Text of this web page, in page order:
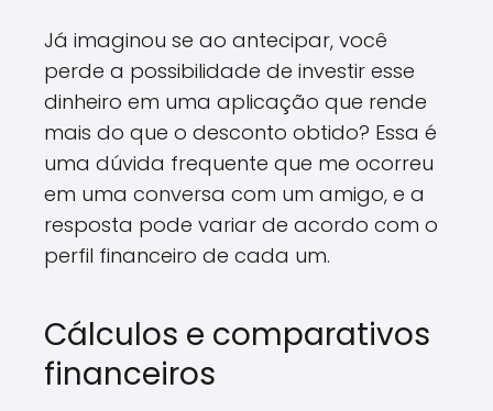
Já imaginou se ao antecipar, você
perde a possibilidade de investir esse
dinheiro em uma aplicação que rende
mais do que o desconto obtido? Essa é
uma dúvida frequente que me ocorreu
em uma conversa com um amigo, e a
resposta pode variar de acordo com o
perfil financeiro de cada um.
Cálculos e comparativos
financeiros